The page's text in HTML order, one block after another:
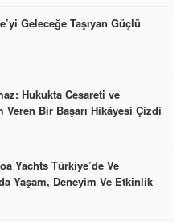
Geleceğe Taşıyan Güçlü
Hukukta Cesareti ve
Veren Bir Başarı Hikâyesi Çizdi
Yachts Türkiye’de Ve
Yaşam, Deneyim Ve Etkinlik